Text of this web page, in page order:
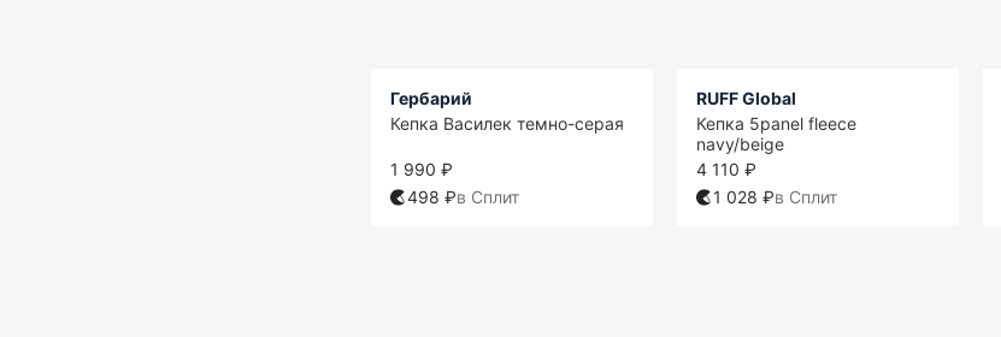
Гербарий
Кепка Василек темно-серая
1 990 ₽
498 ₽в Сплит
RUFF Global
Кепка 5panel fleece
navy/beige
4 110 ₽
1 028 ₽в Сплит